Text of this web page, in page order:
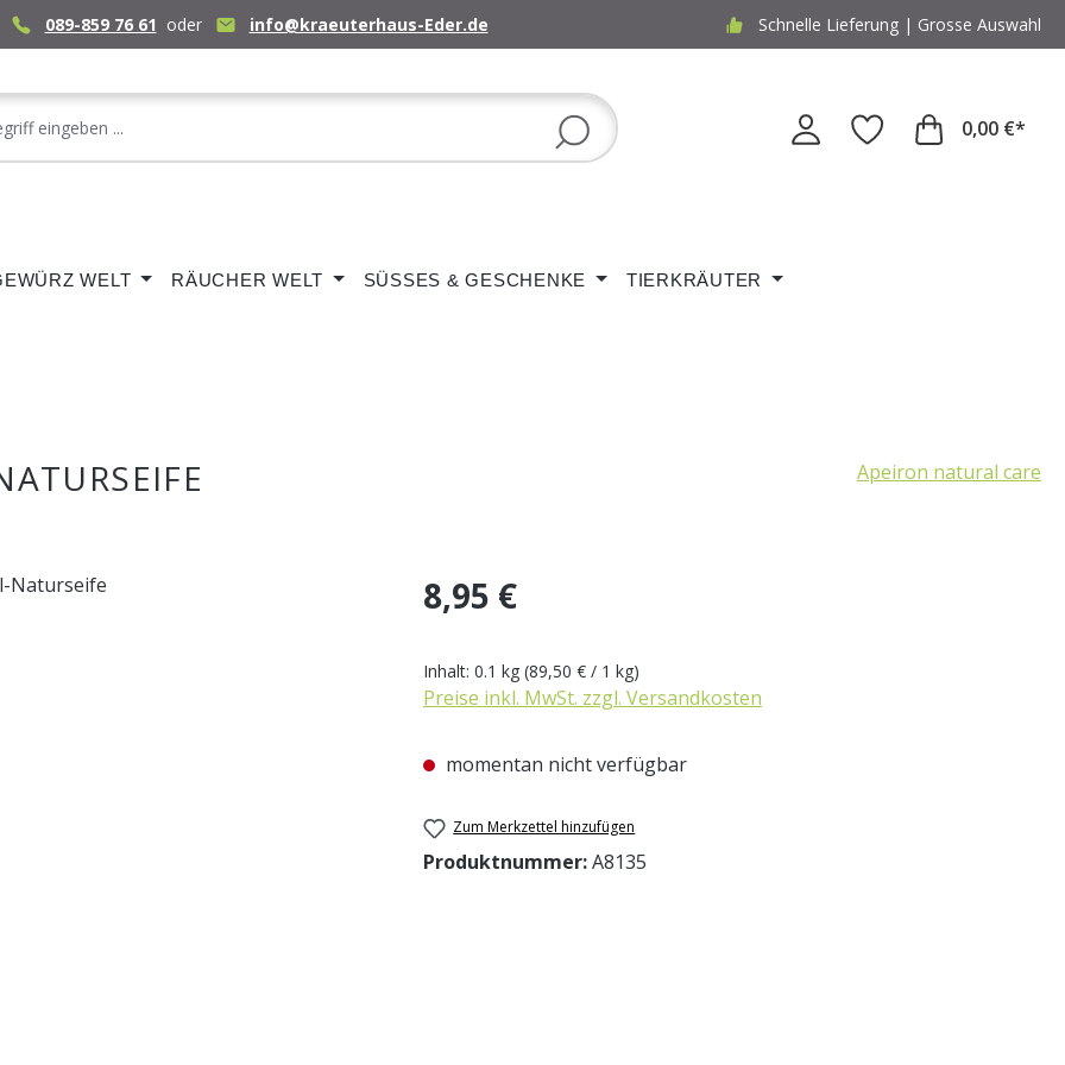
089-859 76 61 oder info@kraeuterhaus-Eder.de Schnelle Lieferung | Grosse Auswahl
0,00 €*
WELT RÄUCHER WELT SÜSSES & GESCHENKE TIERKRÄUTER
Apeiron natural care
Regulärer Preis:
8,95 €
Inhalt: 0.1 kg (89,50 € / 1 kg)
Preise inkl. MwSt. zzgl. Versandkosten
momentan nicht verfügbar
Zum Merkzettel hinzufügen
Produktnummer:A8135